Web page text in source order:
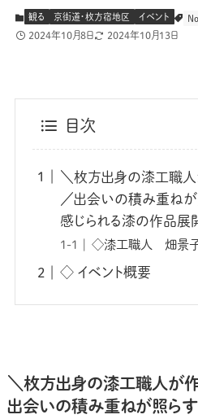
観る 京街道・枚方宿地区 イベント
2024年10月8日 2024年10月13日
目次
＼枚方出身の漆工職人
／出会いの積み重ね
感じられる漆の作品展
◇漆工職人 畑景子
◇ イベント概要
＼枚方出身の漆工職人が
出会いの積み重ねが照ら